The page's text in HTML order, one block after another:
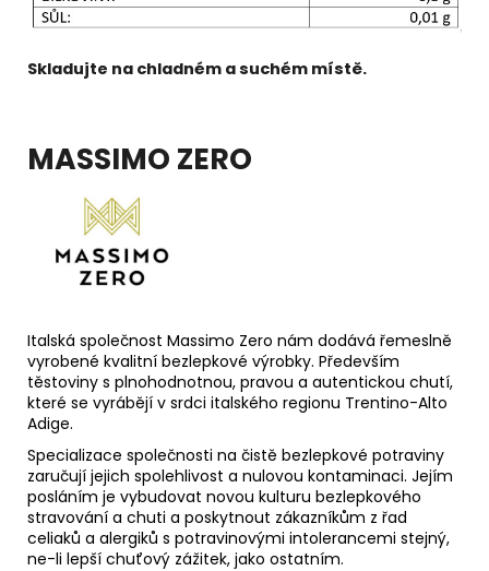
Skladujte na chladném a suchém místě.
MASSIMO ZERO
Italská společnost Massimo Zero nám dodává řemeslně
vyrobené kvalitní bezlepkové výrobky. Především
těstoviny s plnohodnotnou, pravou a autentickou chutí,
které se vyrábějí v srdci italského regionu Trentino-Alto
Adige.
Specializace společnosti na čistě bezlepkové potraviny
zaručují jejich spolehlivost a nulovou kontaminaci. Jejím
posláním je vybudovat novou kulturu bezlepkového
stravování a chuti a poskytnout zákazníkům z řad
celiaků a alergiků s potravinovými intolerancemi stejný,
ne-li lepší chuťový zážitek, jako ostatním.